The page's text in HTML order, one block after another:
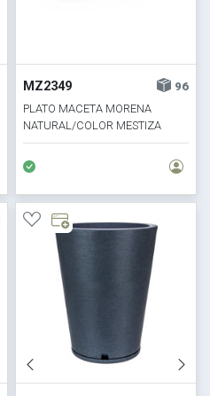
MZ2349
96
PLATO MACETA MORENA
NATURAL/COLOR MESTIZA
D12.5CM